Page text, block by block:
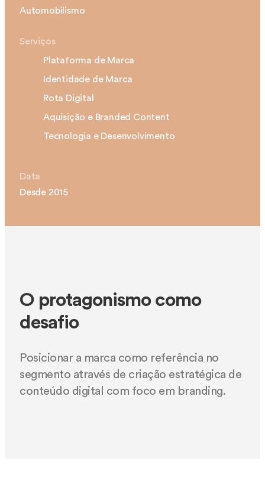
Automobilismo
Serviços
Plataforma de Marca
Identidade de Marca
Rota Digital
Aquisição e Branded Content
Tecnologia e Desenvolvimento
Data
Desde 2015
O protagonismo como
desafio
Posicionar a marca como referência no
segmento através de criação estratégica de
conteúdo digital com foco em branding.